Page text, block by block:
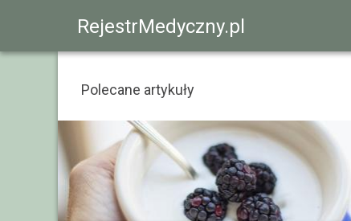
RejestrMedyczny.pl
Polecane artykuły